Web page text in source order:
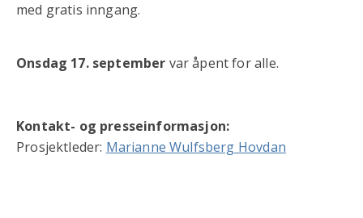
med gratis inngang.
Onsdag 17. september var åpent for alle.
Kontakt- og presseinformasjon:
Prosjektleder: Marianne Wulfsberg Hovdan